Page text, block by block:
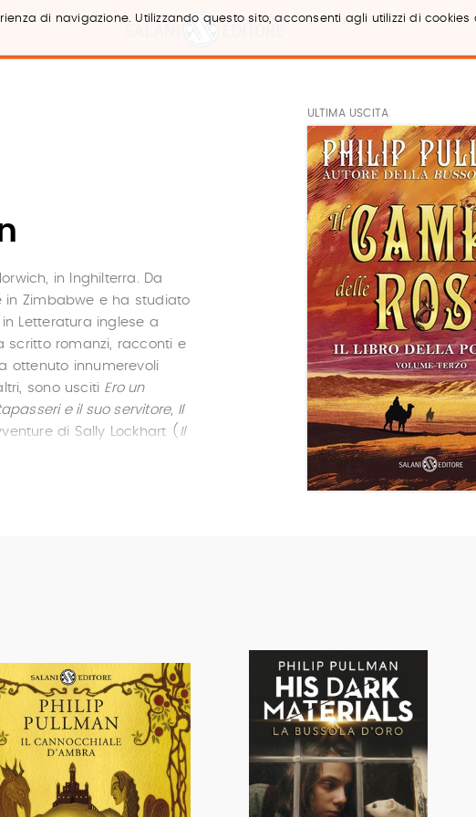
di navigazione. Utilizzando questo sito, acconsenti agli utilizzi di
in Inghilterra. Da
in Zimbabwe e ha studiato
Letteratura inglese a
scritto romanzi, racconti e
ottenuto innumerevoli
sono usciti Ero un
e il suo servitore, Il
di Sally Lockhart ( Il
ULTIMA USCITA